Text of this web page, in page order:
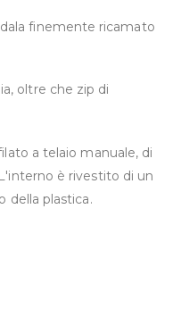
finemente ricamato
oltre che zip di
a telaio manuale, di
è rivestito di un
della plastica.